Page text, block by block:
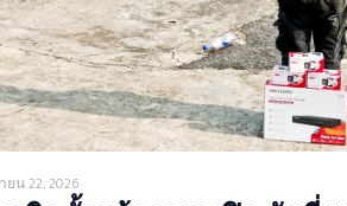
ยน 22, 2026